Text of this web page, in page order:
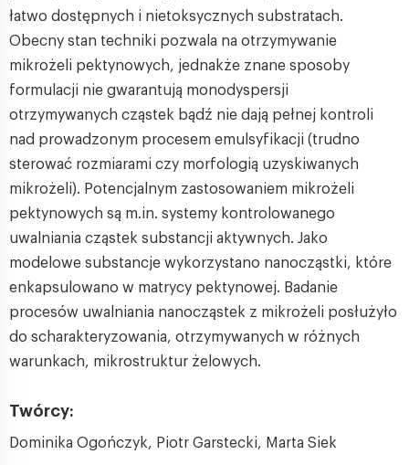
łatwo dostępnych i nietoksycznych substratach.
Obecny stan techniki pozwala na otrzymywanie
mikrożeli pektynowych, jednakże znane sposoby
formulacji nie gwarantują monodyspersji
otrzymywanych cząstek bądź nie dają pełnej kontroli
nad prowadzonym procesem emulsyfikacji (trudno
sterować rozmiarami czy morfologią uzyskiwanych
mikrożeli). Potencjalnym zastosowaniem mikrożeli
pektynowych są m.in. systemy kontrolowanego
uwalniania cząstek substancji aktywnych. Jako
modelowe substancje wykorzystano nanocząstki, które
enkapsulowano w matrycy pektynowej. Badanie
procesów uwalniania nanocząstek z mikrożeli posłużyło
do scharakteryzowania, otrzymywanych w różnych
warunkach, mikrostruktur żelowych.
Twórcy:
Dominika Ogończyk, Piotr Garstecki, Marta Siek